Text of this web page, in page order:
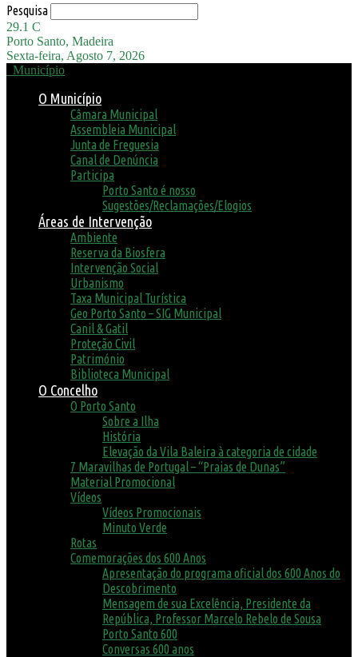
Pesquisa
29.1 C
Porto Santo, Madeira
Sexta-feira, Agosto 7, 2026
Município
O Município
Câmara Municipal
Assembleia Municipal
Junta de Freguesia
Canal de Denúncia
Participa
Porto Santo é nosso
Sugestões/Reclamações/Elogios
Áreas de Intervenção
Ambiente
Reserva da Biosfera
Intervenção Social
Urbanismo
Taxa Municipal Turística
Geo Porto Santo – SIG Municipal
Canil & Gatil
Proteção Civil
Património
Biblioteca Municipal
O Concelho
O Porto Santo
Sobre a Ilha
História
Elevação da Vila Baleira à categoria de cidade
7 Maravilhas de Portugal – “Praias de Dunas”
Material Promocional
Vídeos
Vídeos Promocionais
Minuto Verde
Rotas
Comemorações dos 600 Anos
Apresentação do programa oficial dos 600 Anos do
Descobrimento
Mensagem de sua Excelência, Presidente da
República, Professor Marcelo Rebelo de Sousa
Porto Santo 600
Conversas 600 anos